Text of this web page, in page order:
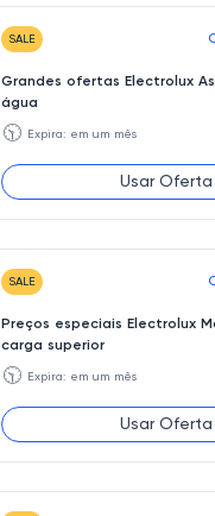
SALE
Grandes ofertas Electrolux
água
🕥 Expira: em um mês
Usar Oferta
SALE
Preços especiais Electrolux
carga superior
🕥 Expira: em um mês
Usar Oferta